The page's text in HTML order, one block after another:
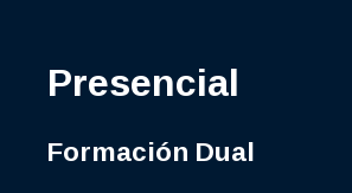
Presencial
Formación Dual